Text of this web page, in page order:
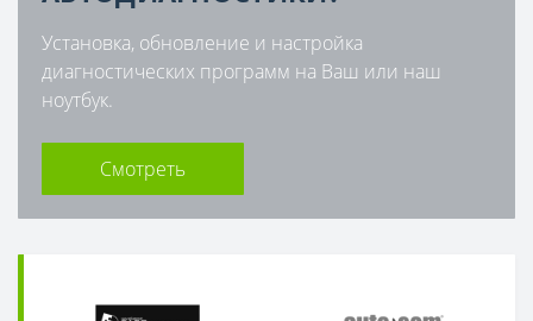
Установка, обновление и настройка
диагностических программ на Ваш или наш
ноутбук.
Смотреть